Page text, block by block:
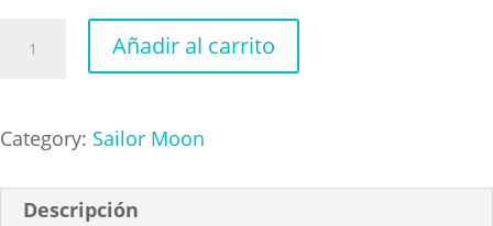
cantidad
Añadir al carrito
Category: Sailor Moon
Descripción